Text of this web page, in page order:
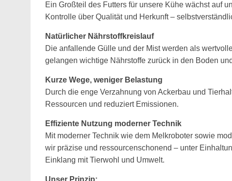
Ein Großteil des Futters für unsere Kühe wächst auf
Kontrolle über Qualität und Herkunft –
Natürlicher Nährstoffkreislauf
Die anfallende Gülle und der Mist werden als
gelangen wichtige Nährstoffe zurück in den Boden
Kurze Wege, weniger Belastung
Durch die enge Verzahnung von Ackerbau und
Ressourcen und reduziert Emissionen.
Effiziente Nutzung moderner Technik
Mit moderner Technik wie dem Melkroboter sowie
wir präzise und ressourcenschonend – unter
Einklang mit Tierwohl und Umwelt.